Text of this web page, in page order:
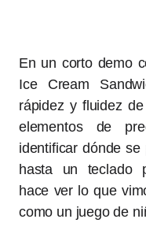
En un corto demo
Ice Cream
rápidez y fluidez
elementos de
identificar dónde
hasta un teclado
hace ver lo que
como un juego de